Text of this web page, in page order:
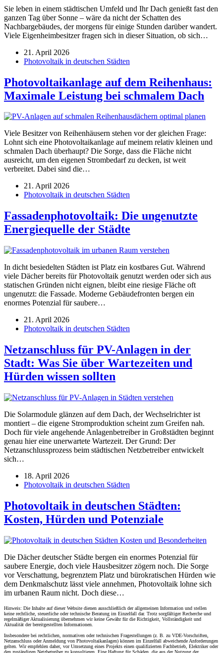
Sie leben in einem städtischen Umfeld und Ihr Dach genießt fast den
ganzen Tag über Sonne – wäre da nicht der Schatten des
Nachbargebäudes, der morgens für einige Stunden darüber wandert.
Viele Eigenheimbesitzer fragen sich in dieser Situation, ob sich…
21. April 2026
Photovoltaik in deutschen Städten
Photovoltaikanlage auf dem Reihenhaus:
Maximale Leistung bei schmalem Dach
Viele Besitzer von Reihenhäusern stehen vor der gleichen Frage:
Lohnt sich eine Photovoltaikanlage auf meinem relativ kleinen und
schmalen Dach überhaupt? Die Sorge, dass die Fläche nicht
ausreicht, um den eigenen Strombedarf zu decken, ist weit
verbreitet. Dabei sind die…
21. April 2026
Photovoltaik in deutschen Städten
Fassadenphotovoltaik: Die ungenutzte
Energiequelle der Städte
In dicht besiedelten Städten ist Platz ein kostbares Gut. Während
viele Dächer bereits für Photovoltaik genutzt werden oder sich aus
statischen Gründen nicht eignen, bleibt eine riesige Fläche oft
ungenutzt: die Fassade. Moderne Gebäudefronten bergen ein
enormes Potenzial für saubere…
21. April 2026
Photovoltaik in deutschen Städten
Netzanschluss für PV-Anlagen in der
Stadt: Was Sie über Wartezeiten und
Hürden wissen sollten
Die Solarmodule glänzen auf dem Dach, der Wechselrichter ist
montiert – die eigene Stromproduktion scheint zum Greifen nah.
Doch für viele angehende Anlagenbetreiber in Großstädten beginnt
genau hier eine unerwartete Wartezeit. Der Grund: Der
Netzanschlussprozess beim städtischen Netzbetreiber entwickelt
sich…
18. April 2026
Photovoltaik in deutschen Städten
Photovoltaik in deutschen Städten:
Kosten, Hürden und Potenziale
Die Dächer deutscher Städte bergen ein enormes Potenzial für
saubere Energie, doch viele Hausbesitzer zögern noch. Die Sorge
vor Verschattung, begrenztem Platz und bürokratischen Hürden wie
dem Denkmalschutz lässt viele annehmen, Photovoltaik lohne sich
im urbanen Raum nicht. Doch diese…
Hinweis: Die Inhalte auf dieser Website dienen ausschließlich der allgemeinen Information und stellen
keine rechtliche, steuerliche oder technische Beratung im Einzelfall dar. Trotz sorgfältiger Recherche und
regelmäßiger Aktualisierung übernehmen wir keine Gewähr für die Richtigkeit, Vollständigkeit und
Aktualität der bereitgestellten Informationen.
Insbesondere bei rechtlichen, normativen oder technischen Fragestellungen (z. B. zu VDE-Vorschriften,
Netzanschluss oder Anmeldung von Photovoltaikanlagen) können im Einzelfall abweichende Anforderungen
gelten. Wir empfehlen daher, vor Umsetzung eines Projekts einen qualifizierten Fachbetrieb, Elektriker oder
den zuständigen Netzbetreiber zu konsultieren. Eine Haftung für Schäden, die aus der Nutzung der